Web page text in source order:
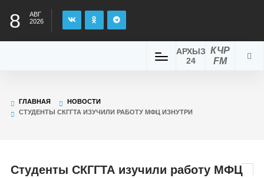
8
АВГ
2026
КЧР
FM
АРХЫЗ
24
ГЛАВНАЯ
НОВОСТИ
СТУДЕНТЫ СКГГТА ИЗУЧИЛИ РАБОТУ МФЦ ИЗНУТРИ
Студенты СКГГТА изучили работу МФЦ